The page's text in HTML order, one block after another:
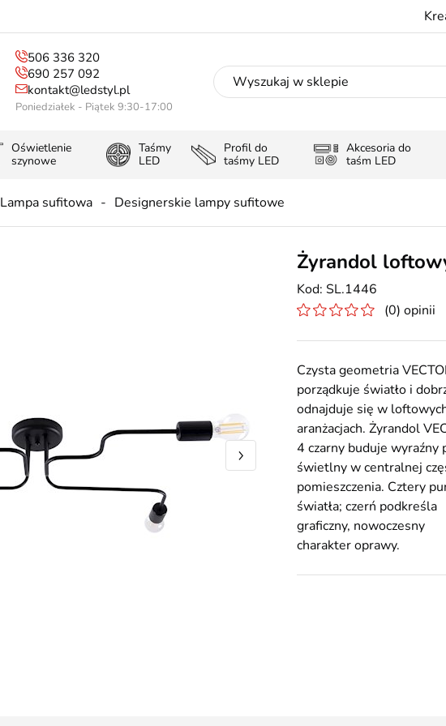
506 336 320
690 257 092
kontakt@ledstyl.pl
Poniedziałek - Piątek 9:30-17:00
Oświetlenie
szynowe
Taśmy
LED
Profil do
taśmy LED
Akcesoria do
taśm LED
Lampa sufitowa Designerskie lampy sufitowe
Żyrandol
SL.1446
(0) opinii
Czysta geometria
porządkuje światło i
odnajduje się w
aranżacjach. Żyrandol
4 czarny buduje wyraźny
świetlny w centralnej
pomieszczenia. Cztery
światła; czerń podkreśla
graficzny, nowoczesny
charakter oprawy.